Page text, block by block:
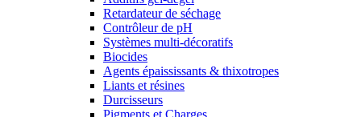
Retardateur de séchage
Contrôleur de pH
Systèmes multi-décoratifs
Biocides
Agents épaississants & thixotropes
Liants et résines
Durcisseurs
Pigments et Charges